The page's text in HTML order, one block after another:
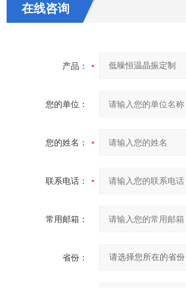
在线咨询
产品：
您的单位：
您的姓名：
联系电话：
常用邮箱：
省份：